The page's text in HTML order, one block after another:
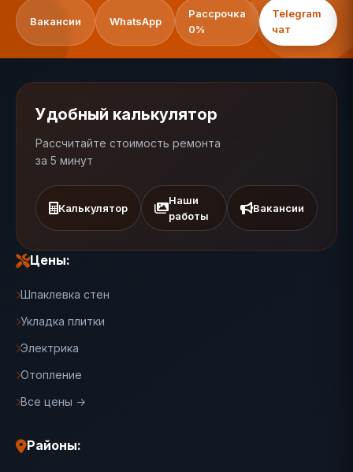
Вакансии WhatsApp
Рассрочка
0%
Telegram
чат
Удобный калькулятор
Рассчитайте стоимость ремонта
за 5 минут
Калькулятор
Наши
работы
Вакансии
Цены:
Шпаклевка стен
Укладка плитки
Электрика
Отопление
Все цены →
Районы: